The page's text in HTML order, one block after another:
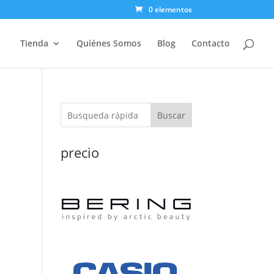
0 elementos
Tienda Quiénes Somos Blog Contacto
Buscar
precio